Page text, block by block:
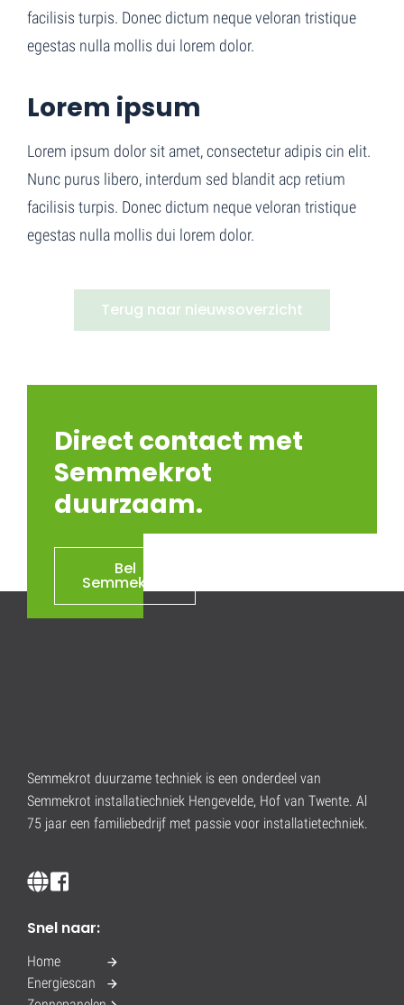
facilisis turpis. Donec dictum neque veloran tristique
egestas nulla mollis dui lorem dolor.
Lorem ipsum
Lorem ipsum dolor sit amet, consectetur adipis cin elit.
Nunc purus libero, interdum sed blandit acp retium
facilisis turpis. Donec dictum neque veloran tristique
egestas nulla mollis dui lorem dolor.
Terug naar nieuwsoverzicht
Direct contact met
Semmekrot
duurzaam.
Bel
Semmekrot
Semmekrot duurzame techniek is een onderdeel van
Semmekrot installatiechniek Hengevelde, Hof van Twente. Al
75 jaar een familiebedrijf met passie voor installatietechniek.
Snel naar:
Home
Energiescan